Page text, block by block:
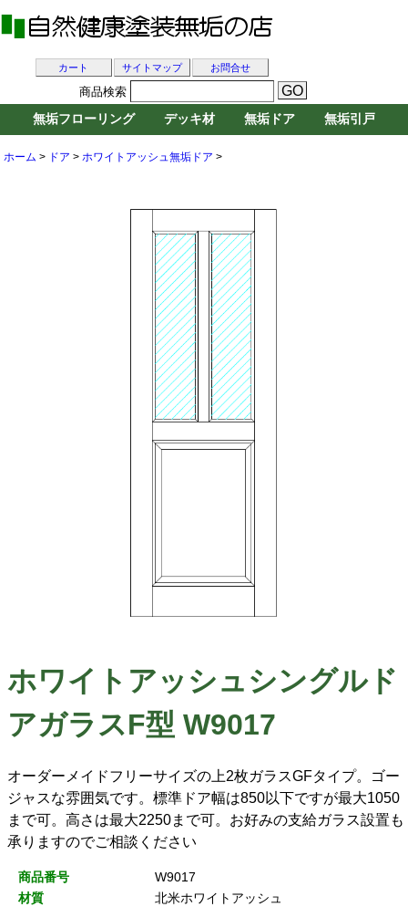
ホーム > ドア > ホワイトアッシュ無垢ドア >
ホワイトアッシュシングルド
アガラスF型 W9017
オーダーメイドフリーサイズの上2枚ガラスGFタイプ。ゴー
ジャスな雰囲気です。標準ドア幅は850以下ですが最大1050
まで可。高さは最大2250まで可。お好みの支給ガラス設置も
承りますのでご相談ください
商品番号
W9017
材質
北米ホワイトアッシュ
カート サイトマップ お問合せ
商品検索
無垢フローリング デッキ材 無垢ドア 無垢引戸